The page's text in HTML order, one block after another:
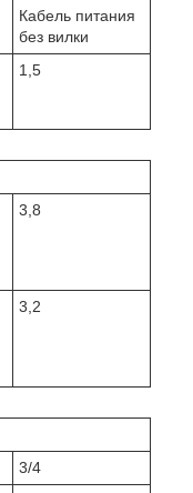
Кабель питания
без вилки
1,5
3,8
3,2
3/4